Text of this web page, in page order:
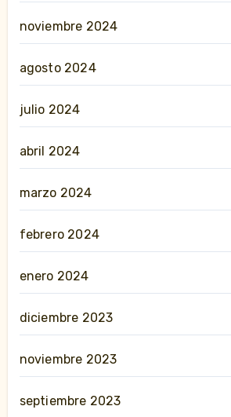
noviembre 2024
agosto 2024
julio 2024
abril 2024
marzo 2024
febrero 2024
enero 2024
diciembre 2023
noviembre 2023
septiembre 2023